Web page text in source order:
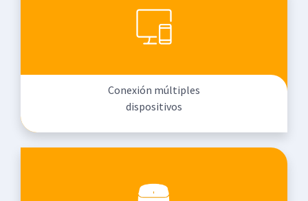
Conexión múltiples
dispositivos